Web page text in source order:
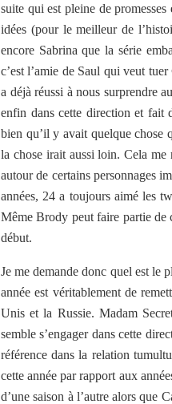
suite qui est pleine de
idées (pour le meilleur de
encore Sabrina que la série
c’est l’amie de Saul qui veut
a déjà réussi à nous surprendre
enfin dans cette direction et fait
bien qu’il y avait quelque chose
la chose irait aussi loin. Cela me
autour de certains personnages
années, 24 a toujours aimé les
Même Brody peut faire partie de
début.
Je me demande donc quel est le
année est véritablement de
Unis et la Russie. Madam
semble s’engager dans cette
référence dans la relation
cette année par rapport aux
d’une saison à l’autre alors que